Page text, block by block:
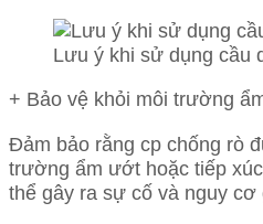
Lưu ý khi sử dụng cầu
+ Bảo vệ khỏi môi trường
Đảm bảo rằng cp chống rò
trường ẩm ướt hoặc tiếp
thể gây ra sự cố và nguy cơ